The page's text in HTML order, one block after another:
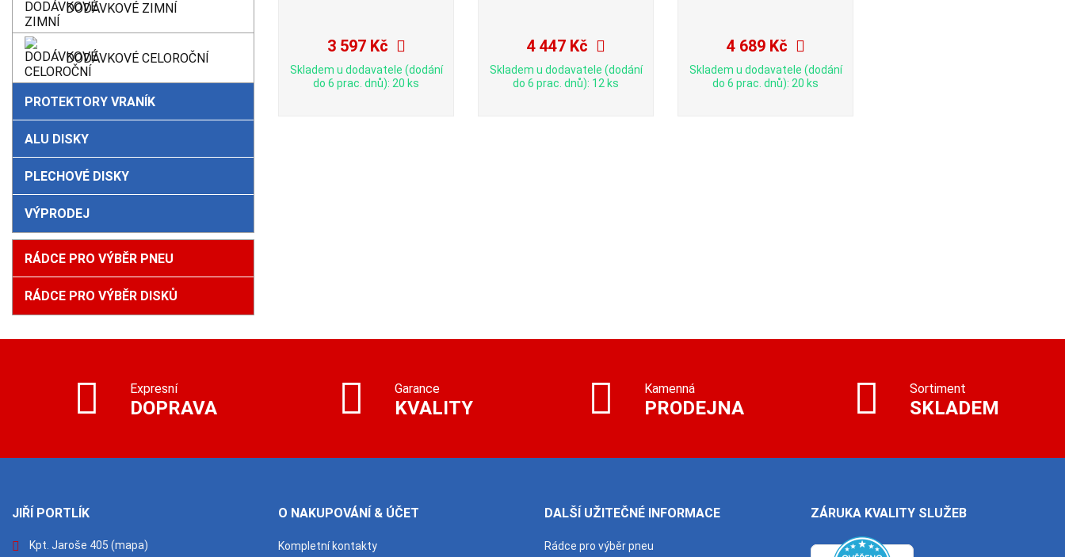
DODÁVKOVÉ ZIMNÍ
DODÁVKOVÉ CELOROČNÍ
PROTEKTORY VRANÍK
ALU DISKY
PLECHOVÉ DISKY
VÝPRODEJ
RÁDCE PRO VÝBĚR PNEU
RÁDCE PRO VÝBĚR DISKŮ
3 597 Kč
Skladem u dodavatele (dodání
do 6 prac. dnů): 20 ks
4 447 Kč
Skladem u dodavatele (dodání
do 6 prac. dnů): 12 ks
4 689 Kč
Skladem u dodavatele (dodání
do 6 prac. dnů): 20 ks
Expresní
DOPRAVA
Garance
KVALITY
Kamenná
PRODEJNA
Sortiment
SKLADEM
JIŘÍ PORTLÍK
Kpt. Jaroše 405 (mapa)
O NAKUPOVÁNÍ & ÚČET
Kompletní kontakty
DALŠÍ UŽITEČNÉ INFORMACE
Rádce pro výběr pneu
ZÁRUKA KVALITY SLUŽEB